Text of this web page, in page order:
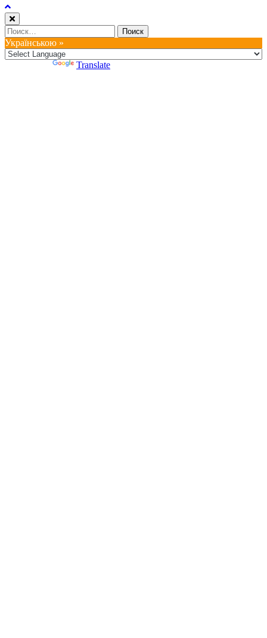
Найти:
Українською »
Translate